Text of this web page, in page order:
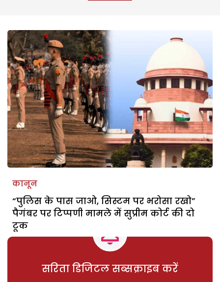
कानून
“पुलिस के पास जाओ, सिस्टम पर भरोसा रखो”
पैगंबर पर टिप्पणी मामले में सुप्रीम कोर्ट की दो
टूक
सरिता डिजिटल सब्सक्राइब करें